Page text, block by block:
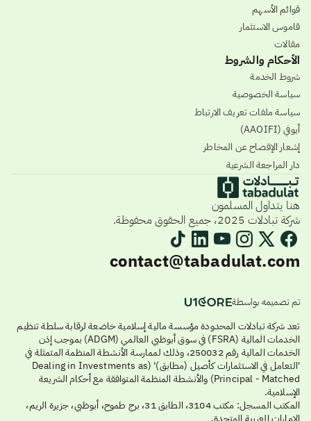
قوائم الأسهم
قاموس الاستثمار
مقالات
الأحكام والشروط
شروط الخدمة
سياسة الخصوصية
سياسة ملفات تعريف الارتباط
أيوفي (AAOIFI)
إشعار الإفصاح عن المخاطر
دار المراجعة الشرعية
هنا يتداول المسلمون
شركة تبادلات 2025، جميع الحقوق محفوظة.
contact@tabadulat.com
تم تصميمه بواسطة
تعد شركة تبادلات المحدودة مؤسسة مالية إسلامية خاضعة لرقابة سلطة تنظيم
الخدمات المالية (FSRA) في سوق أبوظبي العالمي (ADGM) بموجب إذن
الخدمات المالية رقم 250032، وذلك لممارسة الأنشطة المنظمة المتمثلة في
'التعامل في الاستثمارات كأصيل (مطابق)' (Dealing in Investments as
Principal - Matched) والأنشطة المنظمة المتوافقة مع أحكام الشريعة
الإسلامية.
المكتب المسجل: مكتب 3104، الطابق 31، برج طموح، أبوظبي، جزيرة الريم،